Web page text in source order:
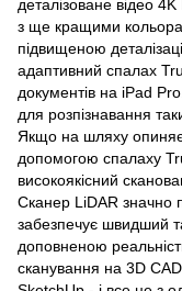
деталізоване відео
з ще кращими
підвищеною
адаптивний спалах
документів на iPad
для розпізнавання
Якщо на шляху
допомогою спалаху
високоякісний
Сканер LiDAR значно
забезпечує швидший
доповненою
сканування на 3D